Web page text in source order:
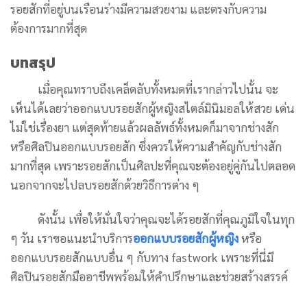
รอยสักที่อยู่บนเรือนร่างมีความสวยงาม และตรงกับความ
ต้องการมากที่สุด
บทสรุป
เมื่อคุณทราบถึงเคล็ดลับทั้งหมดที่เรากล่าวไปนั้น จะ
เห็นได้เลยว่าออกแบบรอยสักผู้หญิงสไตล์มินิมอลให้สวย เด่น
ไม่ใช่เรื่องยา แต่สุดท้ายแล้วผลลัพธ์ทั้งหมดก็มาจากช่างสัก
หรือศิลปินออกแบบรอยสัก ซึ่งควรให้ความสำคัญกับช่างสัก
มากที่สุด เพราะรอยสักเป็นศิลปะที่คุณจะต้องอยู่คู่กันไปตลอด
นอกจากจะไปลบรอยสักด้วยวิธีการต่าง ๆ
ดังนั้น เพื่อให้มั่นใจว่าคุณจะได้รอยสักที่คุณภูมิใจในทุก
ๆ วัน เราขอแนะนำบริการออกแบบรอยสักผู้หญิงหรือ
ออกแบบรอยสักแบบอื่น ๆ กับทาง fastwork เพราะที่นี่มี
ศิลปินรอยสักมืออาชีพพร้อมให้คำปรึกษาและช่วยสร้างสรรค์